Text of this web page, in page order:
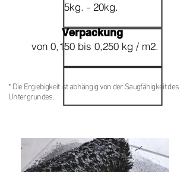
5kg. - 20kg.
Verpackung
von 0,150 bis 0,250 kg / m2.
* Die Ergiebigkeit ist abhängig von der Saugfähigkeit des
Untergrundes.